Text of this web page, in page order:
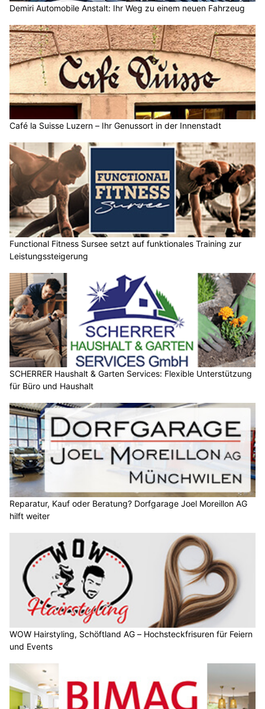
Demiri Automobile Anstalt: Ihr Weg zu einem neuen Fahrzeug
Café la Suisse Luzern – Ihr Genussort in der Innenstadt
Functional Fitness Sursee setzt auf funktionales Training zur
Leistungssteigerung
SCHERRER Haushalt & Garten Services: Flexible Unterstützung
für Büro und Haushalt
Reparatur, Kauf oder Beratung? Dorfgarage Joel Moreillon AG
hilft weiter
WOW Hairstyling, Schöftland AG – Hochsteckfrisuren für Feiern
und Events